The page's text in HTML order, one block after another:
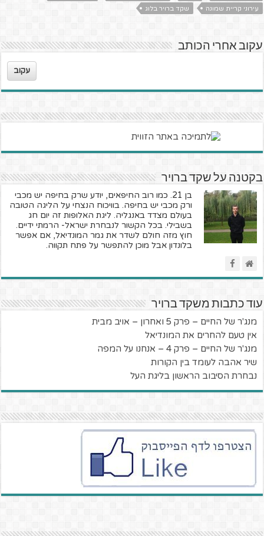
עירוני קריית שמונה
שקד ברויר בלוג
עקוב אחרי הכותב
עקוב
בקטנה על שקד ברויר
בן 21. כמו רוב החיפאים, יודע שרק בחיפה יש מכבי
ורק מכבי יש בחיפה. בוויכוח הנצחי על הליגה הטובה
בעולם מצדד באנגליה. ליגת האלופות זה יום חג
בשבילי. בכל הקשור לנבחרת ישראל- הרמתי ידיים.
חוץ מזה חולם לשדר את גמר המונדיאל, אם אפשר
בלונדון אבל מוכן להתפשר על פתח תקווה.
עוד כתבות משקד ברויר
מנג'ר של החיים – פרק 5 ואחרון – אויב מבית
אין טעם להחרים את המונדיאל
מנג'ר של החיים – פרק 4 – אנחנו על המפה
שיר אהבה לעומד בין הקורות
נבחרת הסיבוב הראשון בליגת העל